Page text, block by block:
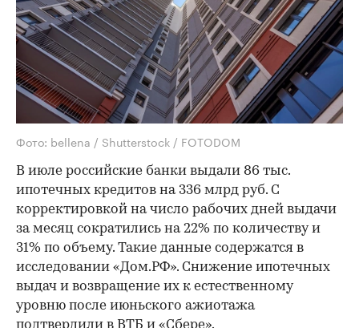
Фото: bellena / Shutterstock / FOTODOM
В июле российские банки выдали 86 тыс.
ипотечных кредитов на 336 млрд руб. С
корректировкой на число рабочих дней выдачи
за месяц сократились на 22% по количеству и
31% по объему. Такие данные содержатся в
исследовании «Дом.РФ». Снижение ипотечных
выдач и возвращение их к естественному
уровню после июньского ажиотажа
подтвердили в ВТБ и «Сбере».